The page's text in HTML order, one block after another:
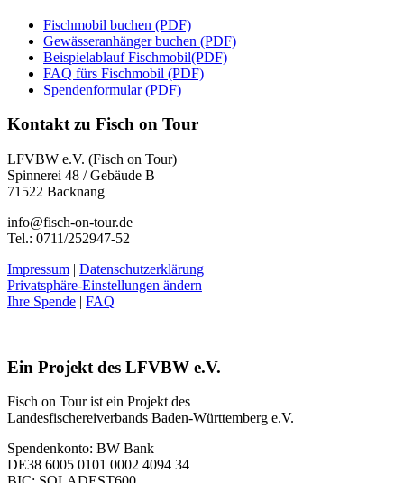
Fischmobil buchen (PDF)
Gewässeranhänger buchen (PDF)
Beispielablauf Fischmobil(PDF)
FAQ fürs Fischmobil (PDF)
Spendenformular (PDF)
Kontakt zu Fisch on Tour
LFVBW e.V. (Fisch on Tour)
Spinnerei 48 / Gebäude B
71522 Backnang
info@fisch-on-tour.de
Tel.: 0711/252947-52
Impressum | Datenschutzerklärung
Privatsphäre-Einstellungen ändern
Ihre Spende | FAQ
Ein Projekt des LFVBW e.V.
Fisch on Tour ist ein Projekt des
Landesfischereiverbands Baden-Württemberg e.V.
Spendenkonto: BW Bank
DE38 6005 0101 0002 4094 34